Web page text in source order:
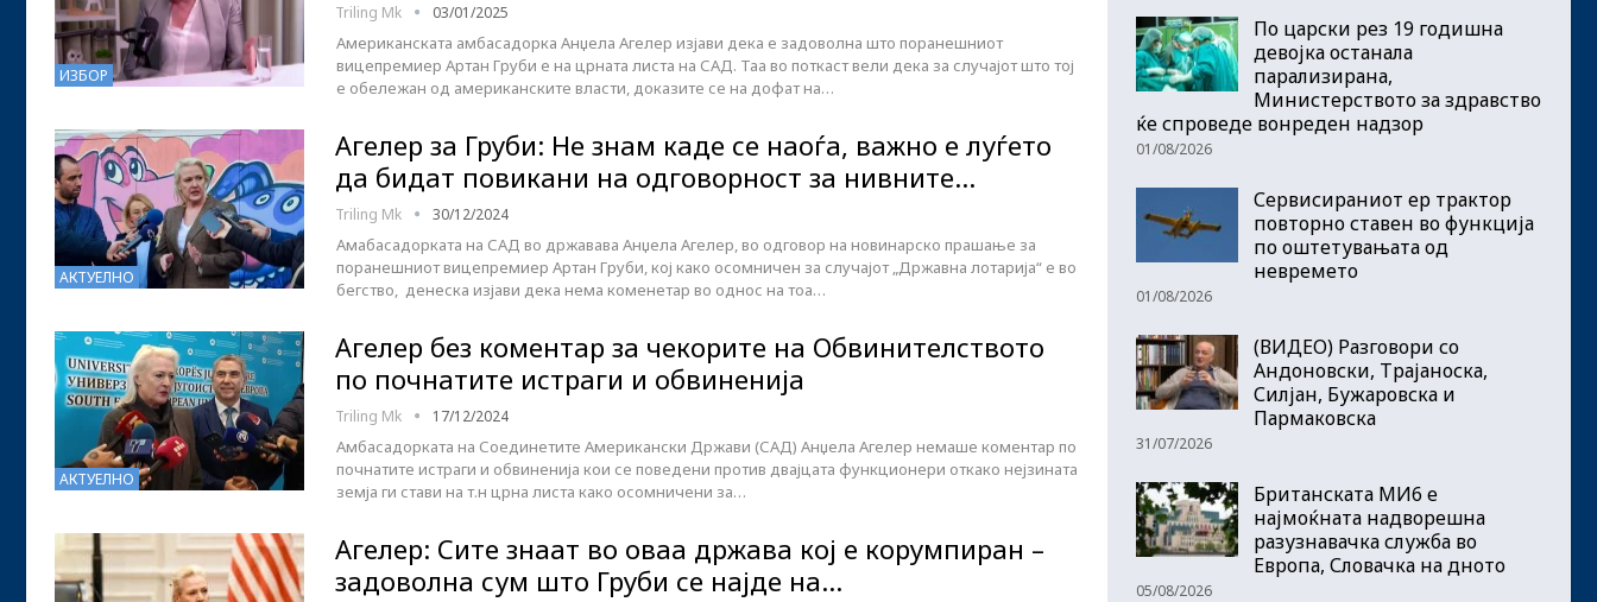
ИЗБОР
Triling Mk 03/01/2025
Американската амбасадорка Анџела Агелер изјави дека е задоволна што поранешниот
вицепремиер Артан Груби е на црната листа на САД. Таа во поткаст вели дека за случајот што тој
е обележан од американските власти, доказите се на дофат на…
АКТУЕЛНО
Агелер за Груби: Не знам каде се наоѓа, важно е луѓето
да бидат повикани на одговорност за нивните…
Triling Mk 30/12/2024
Амабасадорката на САД во државава Анџела Агелер, во одговор на новинарско прашање за
поранешниот вицепремиер Артан Груби, кој како осомничен за случајот „Државна лотарија“ е во
бегство, денеска изјави дека нема коменетар во однос на тоа…
АКТУЕЛНО
Агелер без коментар за чекорите на Обвинителството
по почнатите истраги и обвиненија
Triling Mk 17/12/2024
Aмбасадорката на Соединетите Американски Држави (САД) Анџела Агелер немаше коментар по
почнатите истраги и обвиненија кои се поведени против двајцата функционери откако нејзината
земја ги стави на т.н црна листа како осомничени за…
Агелер: Сите знаат во оваа држава кој е корумпиран –
задоволна сум што Груби се најде на…
По царски рез 19 годишна
девојка останала
парализирана,
Министерството за здравство
ќе спроведе вонреден надзор
01/08/2026
Сервисираниот ер трактор
повторно ставен во функција
по оштетувањата од
невремето
01/08/2026
(ВИДЕО) Разговори со
Андоновски, Трајаноска,
Силјан, Бужаровска и
Пармаковска
31/07/2026
Британската МИ6 е
најмоќната надворешна
разузнавачка служба во
Европа, Словачка на дното
05/08/2026